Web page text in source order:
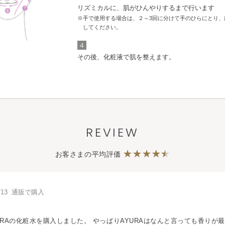
リズミカルに、肌がひんやりするまで行います
※手で使用する場合は、２～3回に分けて手のひらにとり
してください。
4
その後、化粧液で肌を整えます。
REVIEW
お客さまの平均評価
通販で購入
の化粧水を購入しました。 やっぱりAYURAはなんと言っても香りが